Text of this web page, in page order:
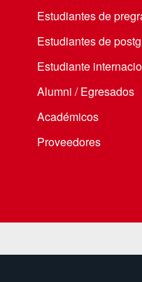
Estudiantes de
Estudiantes de
Estudiante
Alumni / Egresados
Académicos
Proveedores